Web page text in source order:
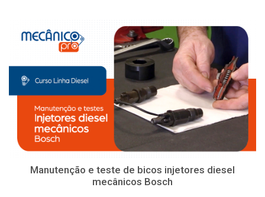
Manutenção e teste de bicos injetores diesel
mecânicos Bosch